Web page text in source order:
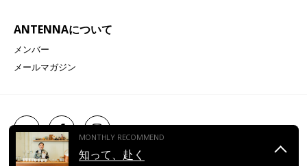
MONTHLY RECOMMEND
知って、赴く
ANTENNAについて
メンバー
メールマガジン
© ANTENNA All Right Reserved.